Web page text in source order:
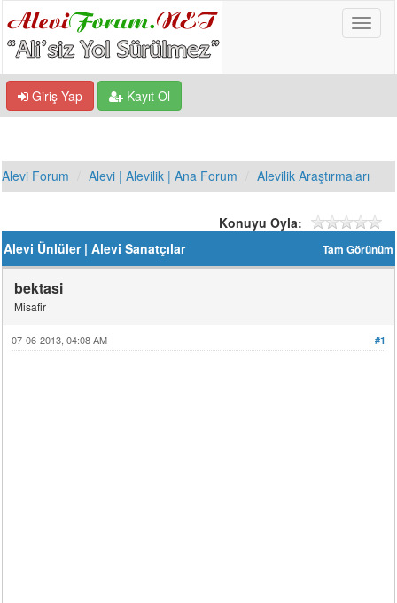
Giriş Yap Kayıt Ol
Alevi Forum Alevi | Alevilik | Ana Forum Alevilik Araştırmaları
Konuyu Oyla:
Tam Görünüm
Alevi Ünlüler | Alevi Sanatçılar
bektasi
Misafir
#1
07-06-2013, 04:08 AM